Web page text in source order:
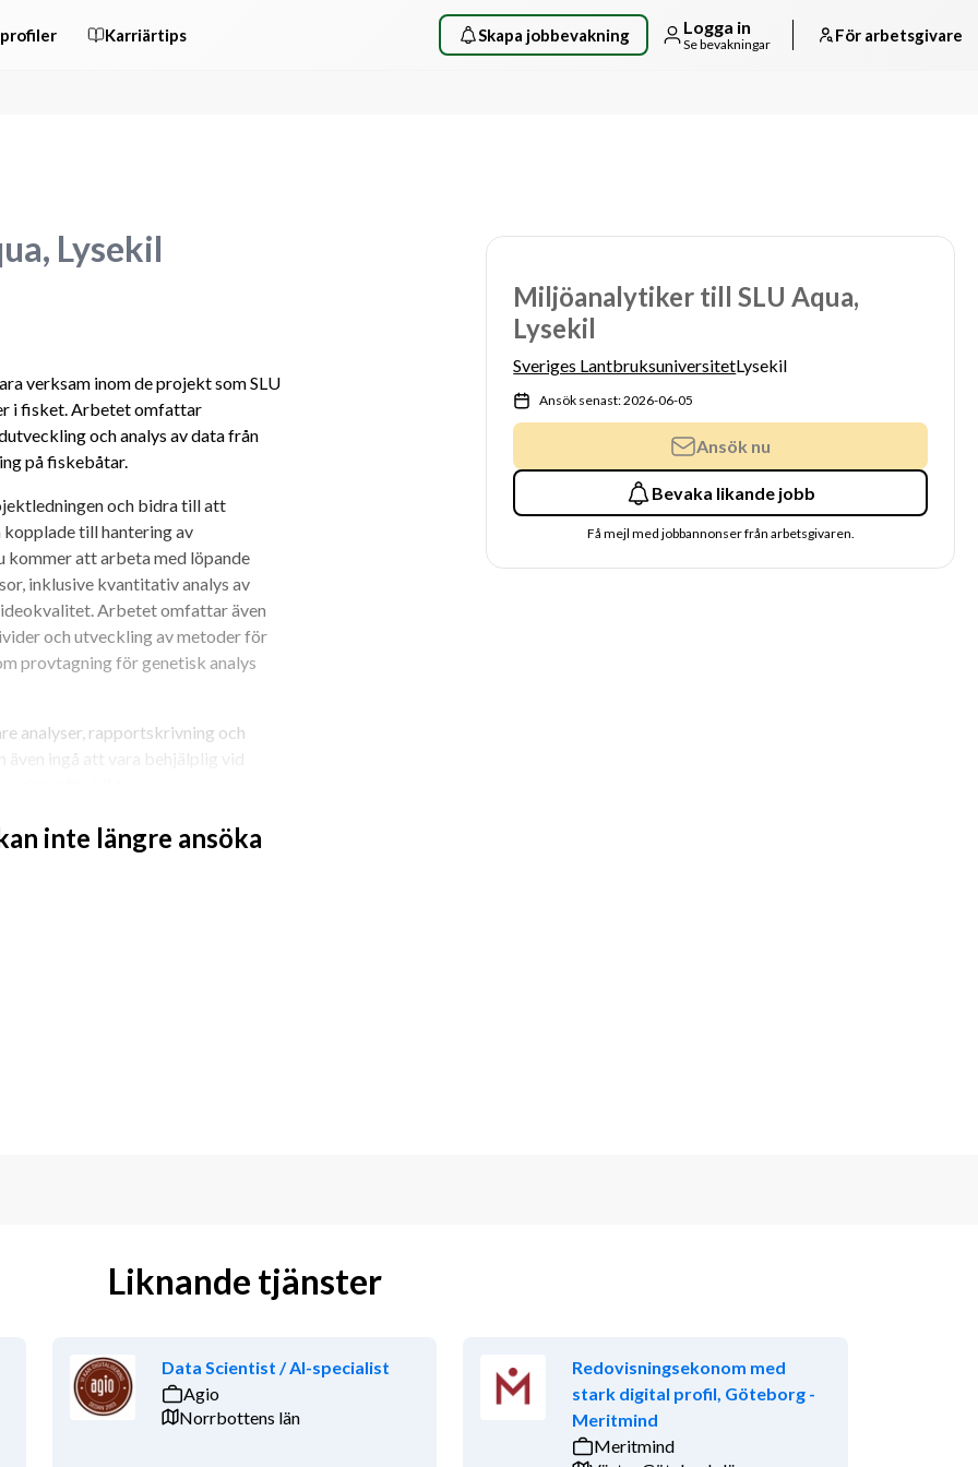
Karriärtips Skapa jobbevakning Logga in
Se bevakningar För arbetsgivare
Lysekil
verksam inom de projekt som SLU
i fisket. Arbetet omfattar
och analys av data från
på fiskebåtar.
och bidra till att
till hantering av
kommer att arbeta med löpande
inklusive kvantitativ analys av
Arbetet omfattar även
och utveckling av metoder för
provtagning för genetisk analys
analyser, rapportskrivning och
även ingå att vara behjälplig vid
av provtagningsprogram, både
av olika storlek. Arbetet i fält kan
eller annat för anställningen
datakontroll eller
svenska och engelska
eller motsvarande verktyg för
inte längre ansöka
Miljöanalytiker till SLU Aqua,
Lysekil
Sveriges LantbruksuniversitetLysekil
Ansök senast: 2026-06-05
Ansök nu
Bevaka likande jobb
Få mejl med jobbannonser från arbetsgivaren.
Liknande tjänster
Data Scientist / AI-specialist
Agio
Norrbottens län
Redovisningsekonom med
stark digital profil, Göteborg -
Meritmind
Meritmind